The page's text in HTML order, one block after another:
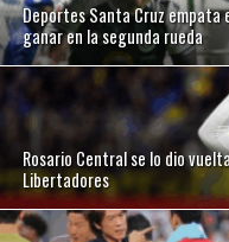
Deportes Santa Cruz
ganar en la segunda rueda
Rosario Central se lo dio
Libertadores